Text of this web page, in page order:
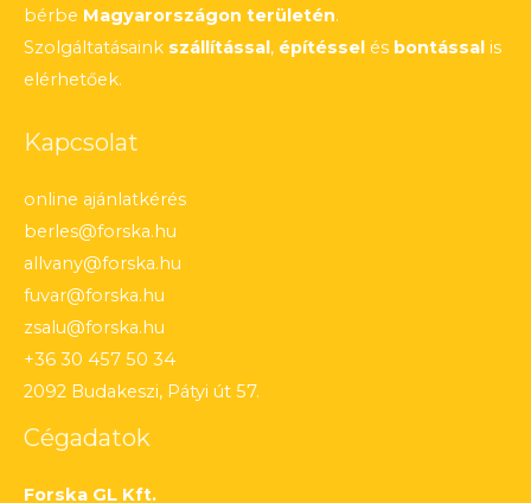
bérbe Magyarországon területén.
Szolgáltatásaink szállítással, építéssel és bontással is
elérhetőek.
Kapcsolat
online ajánlatkérés
berles@forska.hu
allvany@forska.hu
fuvar@forska.hu
zsalu@forska.hu
+36 30 457 50 34
2092 Budakeszi, Pátyi út 57.
Cégadatok
Forska GL Kft.